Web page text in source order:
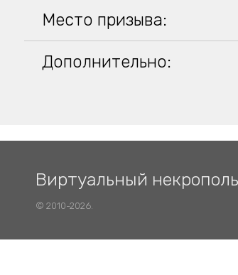
Место призыва:
Дополнительно:
Виртуальный
© 2010-2026.